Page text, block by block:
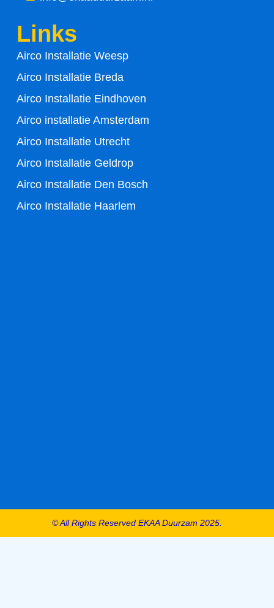
b
o
k
-
f
Links
Airco Installatie Weesp
Airco Installatie Breda
Airco Installatie Eindhoven
Airco installatie Amsterdam
Airco Installatie Utrecht
Airco Installatie Geldrop
Airco Installatie Den Bosch
Airco Installatie Haarlem
© All Rights Reserved EKAA Duurzam 2025.